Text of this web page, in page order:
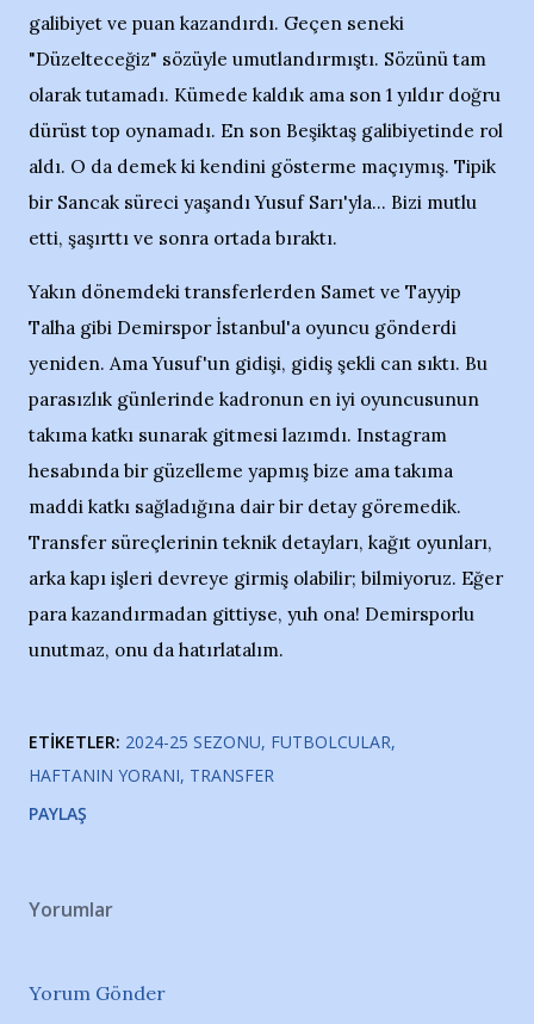
galibiyet ve puan kazandırdı. Geçen seneki
"Düzelteceğiz" sözüyle umutlandırmıştı. Sözünü tam
olarak tutamadı. Kümede kaldık ama son 1 yıldır doğru
dürüst top oynamadı. En son Beşiktaş galibiyetinde rol
aldı. O da demek ki kendini gösterme maçıymış. Tipik
bir Sancak süreci yaşandı Yusuf Sarı'yla... Bizi mutlu
etti, şaşırttı ve sonra ortada bıraktı.
Yakın dönemdeki transferlerden Samet ve Tayyip
Talha gibi Demirspor İstanbul'a oyuncu gönderdi
yeniden. Ama Yusuf'un gidişi, gidiş şekli can sıktı. Bu
parasızlık günlerinde kadronun en iyi oyuncusunun
takıma katkı sunarak gitmesi lazımdı. Instagram
hesabında bir güzelleme yapmış bize ama takıma
maddi katkı sağladığına dair bir detay göremedik.
Transfer süreçlerinin teknik detayları, kağıt oyunları,
arka kapı işleri devreye girmiş olabilir; bilmiyoruz. Eğer
para kazandırmadan gittiyse, yuh ona! Demirsporlu
unutmaz, onu da hatırlatalım.
ETIKETLER: 2024-25 SEZONU FUTBOLCULAR
HAFTANIN YORANI TRANSFER
PAYLAŞ
Yorumlar
Yorum Gönder